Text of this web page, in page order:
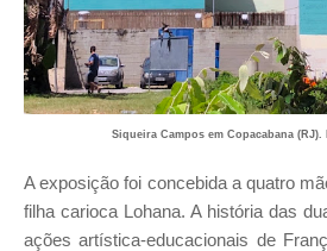
Siqueira Campos em Copacabana
A exposição foi concebida a quatro
filha carioca Lohana. A história das
ações artística-educacionais de